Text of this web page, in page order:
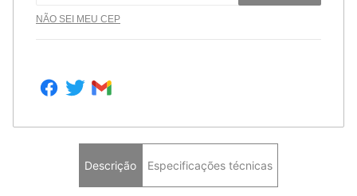
NÃO SEI MEU CEP
Descrição Especificações técnicas